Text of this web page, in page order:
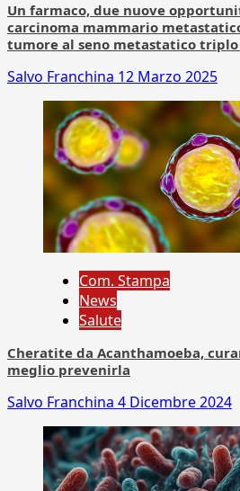
Un farmaco, due nuove
carcinoma mammario
tumore al seno metastatico
Salvo Franchina 12 Marzo 2025
Com. Stampa
News
Salute
Cheratite da Acanthamoeba,
meglio prevenirla
Salvo Franchina 4 Dicembre 2024